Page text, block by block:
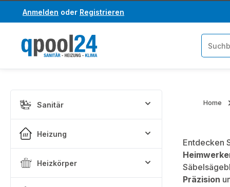
Hauptinhalt springen
Zur Suche springen
Anmelden oder Registrieren
Sanitär
Heizung
Heizkörper
Home
Entdecken
Präzision